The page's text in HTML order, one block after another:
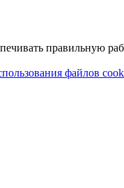
правильную
файлов